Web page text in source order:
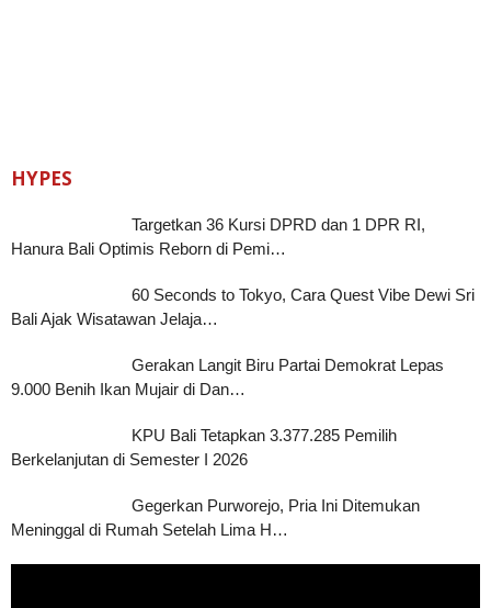
HYPES
Targetkan 36 Kursi DPRD dan 1 DPR RI,
Hanura Bali Optimis Reborn di Pemi…
60 Seconds to Tokyo, Cara Quest Vibe Dewi Sri
Bali Ajak Wisatawan Jelaja…
Gerakan Langit Biru Partai Demokrat Lepas
9.000 Benih Ikan Mujair di Dan…
KPU Bali Tetapkan 3.377.285 Pemilih
Berkelanjutan di Semester I 2026
Gegerkan Purworejo, Pria Ini Ditemukan
Meninggal di Rumah Setelah Lima H…